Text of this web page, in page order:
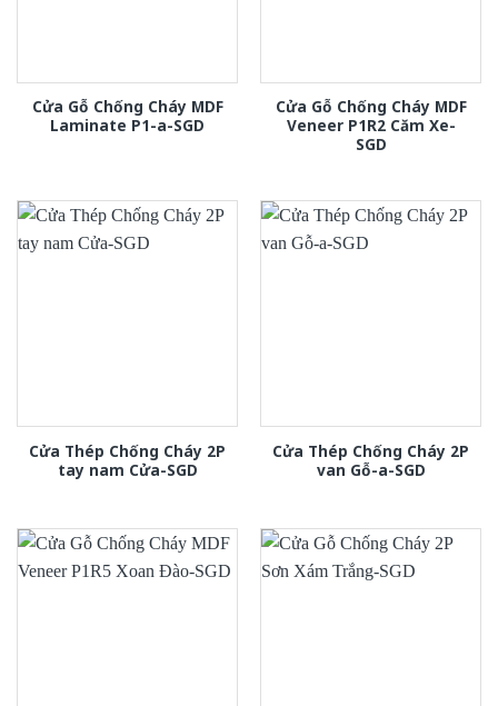
Cửa Gỗ Chống Cháy MDF
Laminate P1-a-SGD
Cửa Gỗ Chống Cháy MDF
Veneer P1R2 Căm Xe-
SGD
Cửa Thép Chống Cháy 2P
tay nam Cửa-SGD
Cửa Thép Chống Cháy 2P
van Gỗ-a-SGD